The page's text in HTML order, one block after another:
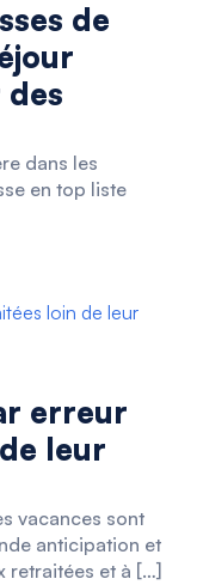
de
dans les
en top liste
erreur
leur
vacances sont
anticipation et
retraitées et à […]